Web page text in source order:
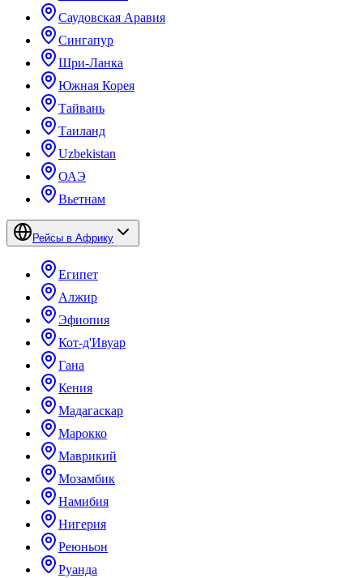
Саудовская Аравия
Сингапур
Шри-Ланка
Южная Корея
Тайвань
Таиланд
Uzbekistan
ОАЭ
Вьетнам
Рейсы в Африку
Египет
Алжир
Эфиопия
Кот-д'Ивуар
Гана
Кения
Мадагаскар
Марокко
Маврикий
Мозамбик
Намибия
Нигерия
Реюньон
Руанда